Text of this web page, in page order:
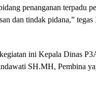
penanganan terpadu
dan tindak pidana,”
ini Kepala Dinas
SH.MH, Pembina